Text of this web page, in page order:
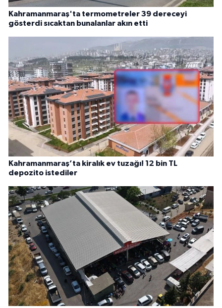
Kahramanmaraş'ta termometreler 39 dereceyi
gösterdi sıcaktan bunalanlar akın etti
Kahramanmaraş’ta kiralık ev tuzağı! 12 bin TL
depozito istediler